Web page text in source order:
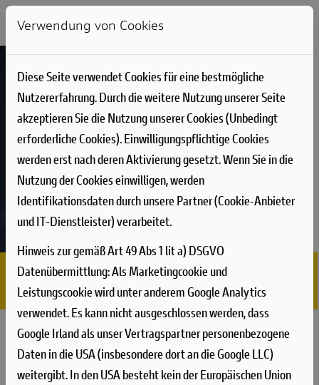
SO STYLISH. SOOOO SCRAMBLER
Verwendung von Cookies
Diese Seite verwendet Cookies für eine bestmögliche
Nutzererfahrung. Durch die weitere Nutzung unserer Seite
akzeptieren Sie die Nutzung unserer Cookies (Unbedingt
erforderliche Cookies). Einwilligungspflichtige Cookies
werden erst nach deren Aktivierung gesetzt. Wenn Sie in die
Nutzung der Cookies einwilligen, werden
Identifikationsdaten durch unsere Partner (Cookie-Anbieter
und IT-Dienstleister) verarbeitet.
Hinweis zur gemäß Art 49 Abs 1 lit a) DSGVO
Datenübermittlung:Als Marketingcookie und
Leistungscookie wird unter anderem Google Analytics
verwendet. Es kann nicht ausgeschlossen werden, dass
Google Irland als unser Vertragspartner personenbezogene
Daten in die USA (insbesondere dort an die Google LLC)
weitergibt. In den USA besteht kein der Europäischen Union